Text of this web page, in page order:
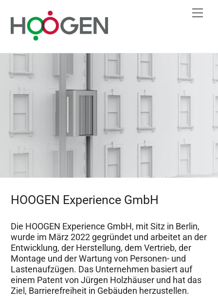
content
HOOGEN Experience GmbH
Die HOOGEN Experience GmbH, mit Sitz in Berlin,
wurde im März 2022 gegründet und arbeitet an der
Entwicklung, der Herstellung, dem Vertrieb, der
Montage und der Wartung von Personen- und
Lastenaufzügen. Das Unternehmen basiert auf
einem Patent von Jürgen Holzhäuser und hat das
Ziel, Barrierefreiheit in Gebäuden herzustellen.